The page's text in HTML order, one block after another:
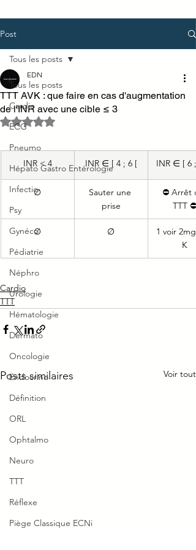
Post
Tous les posts
Cardio
ECG
Pneumo
Hépato Gastro Entérologie
Infectio
Psy
Gynéco
Pédiatrie
Néphro
Urologie
Hématologie
Dermato
Oncologie
Endocrino
Définition
ORL
Ophtalmo
Neuro
TTT
Réflexe
Piège Classique ECNi
Tous les posts
TTT AVK : que faire en cas d'augmentation
de l'INR avec une cible ≤ 3
EDN
Noté NaN étoiles sur 5.
INR < 4 INR ∈ ​[ 4 ; 6 [ INR ∈ ​[ 6 ;
​∅
Sauter une
prise
⛔ Arrêt
TTT ⛔
​∅ ​∅
1 voir 2mg
K
Cardio
TTT
Posts similaires Voir tout